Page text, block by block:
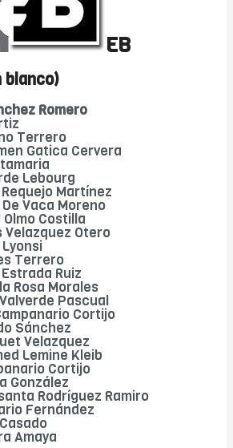
EB
blanco)
Romero
Terrero
Gatica Cervera
Lebourg
Martínez
Vaca Moreno
Costilla
Velazquez Otero
Terrero
Ruiz
Rosa Morales
Pascual
Cortijo
Sánchez
Velazquez
Lemine Kleib
Cortijo
González
Rodríguez Ramiro
Fernández
Amaya